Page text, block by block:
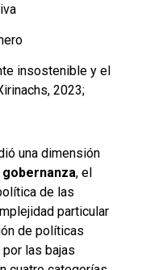
insostenible y el
2023;
una dimensión
gobernanza, el
de las
particular
de políticas
las bajas